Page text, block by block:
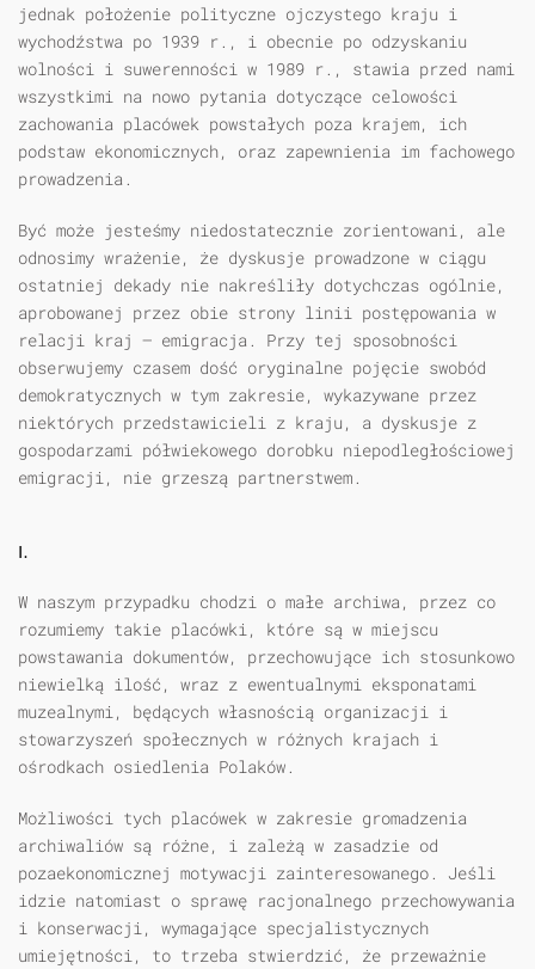
jednak położenie polityczne ojczystego kraju i
wychodźstwa po 1939 r., i obecnie po odzyskaniu
wolności i suwerenności w 1989 r., stawia przed nami
wszystkimi na nowo pytania dotyczące celowości
zachowania placówek powstałych poza krajem, ich
podstaw ekonomicznych, oraz zapewnienia im fachowego
prowadzenia.
Być może jesteśmy niedostatecznie zorientowani, ale
odnosimy wrażenie, że dyskusje prowadzone w ciągu
ostatniej dekady nie nakreśliły dotychczas ogólnie,
aprobowanej przez obie strony linii postępowania w
relacji kraj — emigracja. Przy tej sposobności
obserwujemy czasem dość oryginalne pojęcie swobód
demokratycznych w tym zakresie, wykazywane przez
niektórych przedstawicieli z kraju, a dyskusje z
gospodarzami półwiekowego dorobku niepodległościowej
emigracji, nie grzeszą partnerstwem.
I.
W naszym przypadku chodzi o małe archiwa, przez co
rozumiemy takie placówki, które są w miejscu
powstawania dokumentów, przechowujące ich stosunkowo
niewielką ilość, wraz z ewentualnymi eksponatami
muzealnymi, będących własnością organizacji i
stowarzyszeń społecznych w różnych krajach i
ośrodkach osiedlenia Polaków.
Możliwości tych placówek w zakresie gromadzenia
archiwaliów są różne, i zależą w zasadzie od
pozaekonomicznej motywacji zainteresowanego. Jeśli
idzie natomiast o sprawę racjonalnego przechowywania
i konserwacji, wymagające specjalistycznych
umiejętności, to trzeba stwierdzić, że przeważnie